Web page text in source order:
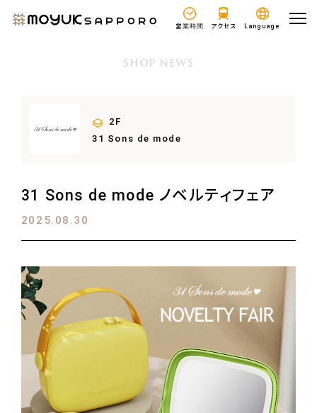
営業時間 アクセス Language
SHOP NEWS
31 Sons de mode ノベルティフェア
2025.08.30
2F
31 Sons de mode